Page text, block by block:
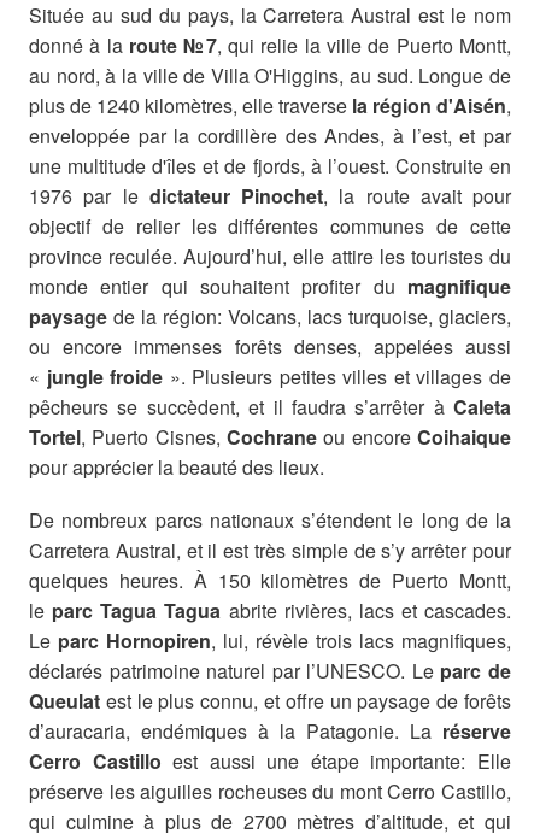
Située au sud du pays, la Carretera Austral est le nom
donné à la route №7, qui relie la ville de Puerto Montt,
au nord, à la ville de Villa O'Higgins, au sud. Longue de
plus de 1240 kilomètres, elle traverse la région d'Aisén,
enveloppée par la cordillère des Andes, à l’est, et par
une multitude d'îles et de fjords, à l’ouest. Construite en
1976 par le dictateur Pinochet, la route avait pour
objectif de relier les différentes communes de cette
province reculée. Aujourd’hui, elle attire les touristes du
monde entier qui souhaitent profiter du magnifique
paysage de la région: Volcans, lacs turquoise, glaciers,
ou encore immenses forêts denses, appelées aussi
« jungle froide ». Plusieurs petites villes et villages de
pêcheurs se succèdent, et il faudra s’arrêter à Caleta
Tortel, Puerto Cisnes, Cochrane ou encore Coihaique
pour apprécier la beauté des lieux.
De nombreux parcs nationaux s’étendent le long de la
Carretera Austral, et il est très simple de s’y arrêter pour
quelques heures. À 150 kilomètres de Puerto Montt,
le parc Tagua Tagua abrite rivières, lacs et cascades.
Le parc Hornopiren, lui, révèle trois lacs magnifiques,
déclarés patrimoine naturel par l’UNESCO. Le parc de
Queulat est le plus connu, et offre un paysage de forêts
d’auracaria, endémiques à la Patagonie. La réserve
Cerro Castillo est aussi une étape importante: Elle
préserve les aiguilles rocheuses du mont Cerro Castillo,
qui culmine à plus de 2700 mètres d’altitude, et qui